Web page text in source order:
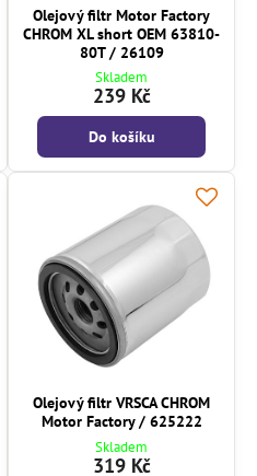
Olejový filtr Motor Factory
CHROM XL short OEM 63810-
80T / 26109
Skladem
239 Kč
Do košíku
Olejový filtr VRSCA CHROM
Motor Factory / 625222
Skladem
319 Kč